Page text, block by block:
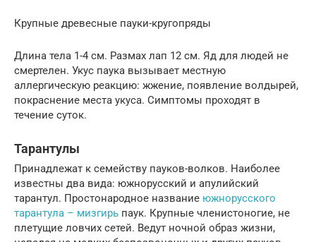
Крупные древесные пауки-кругопряды
Длина тела 1-4 см. Размах лап 12 см. Яд для людей не
смертелен. Укус паука вызывает местную
аллергическую реакцию: жжение, появление волдырей,
покраснение места укуса. Симптомы проходят в
течение суток.
Тарантулы
Принадлежат к семейству пауков-волков. Наиболее
известны два вида: южнорусский и апулийский
тарантул. Простонародное название южнорусского
тарантула – мизгирь паук. Крупные членистоногие, не
плетущие ловчих сетей. Ведут ночной образ жизни,